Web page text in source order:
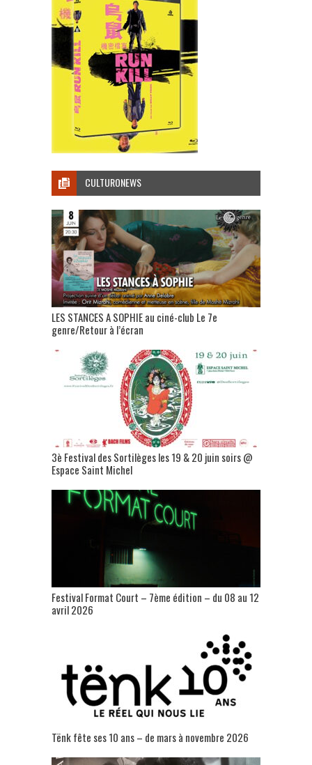
CULTURONEWS
LES STANCES A SOPHIE au ciné-club Le 7e
genre/Retour à l’écran
3è Festival des Sortilèges les 19 & 20 juin soirs @
Espace Saint Michel
Festival Format Court – 7ème édition – du 08 au 12
avril 2026
Tënk fête ses 10 ans – de mars à novembre 2026